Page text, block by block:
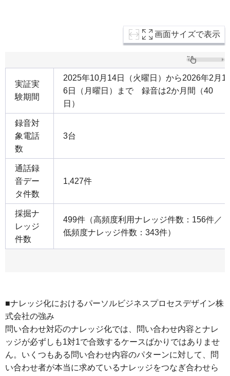
画面サイズで表示
実証実
験期間
2025年10月14日（火曜日）から2026年2月1
6日（月曜日）まで 録音は2か月間（40
日）
録音対
象電話
数
3台
通話録
音デー
タ件数
1,427件
採掘ナ
レッジ
件数
499件（高頻度利用ナレッジ件数：156件／
低頻度ナレッジ件数：343件）
■ナレッジ化におけるパーソルビジネスプロセスデザイン株
式会社の強み
問い合わせ対応のナレッジ化では、問い合わせ内容とナレ
ッジが必ずしも1対1で合致するケースばかりではありませ
ん。いくつもある問い合わせ内容のパターンに対して、問
い合わせ者が本当に求めているナレッジをつなぎ合わせら